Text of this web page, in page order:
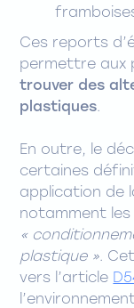
Ces reports
permettre aux
trouver des
plastiques.
En outre, le
certaines
application de
notamment
«
plastique ».
vers l’article